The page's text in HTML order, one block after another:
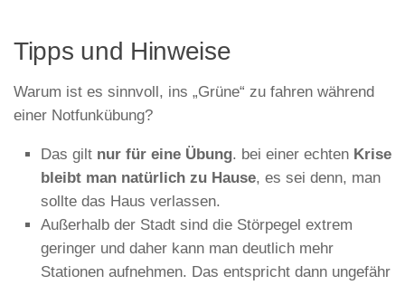
Tipps und Hinweise
Warum ist es sinnvoll, ins „Grüne“ zu fahren während
einer Notfunkübung?
Das gilt nur für eine Übung. bei einer echten Krise
bleibt man natürlich zu Hause, es sei denn, man
sollte das Haus verlassen.
Außerhalb der Stadt sind die Störpegel extrem
geringer und daher kann man deutlich mehr
Stationen aufnehmen. Das entspricht dann ungefähr